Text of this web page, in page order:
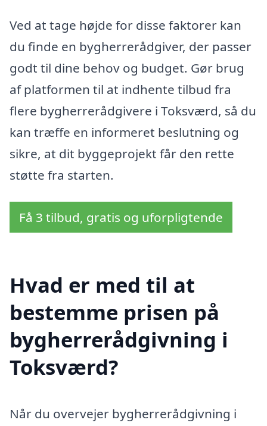
Ved at tage højde for disse faktorer kan
du finde en bygherrerådgiver, der passer
godt til dine behov og budget. Gør brug
af platformen til at indhente tilbud fra
flere bygherrerådgivere i Toksværd, så du
kan træffe en informeret beslutning og
sikre, at dit byggeprojekt får den rette
støtte fra starten.
Få 3 tilbud, gratis og uforpligtende
Hvad er med til at
bestemme prisen på
bygherrerådgivning i
Toksværd?
Når du overvejer bygherrerådgivning i